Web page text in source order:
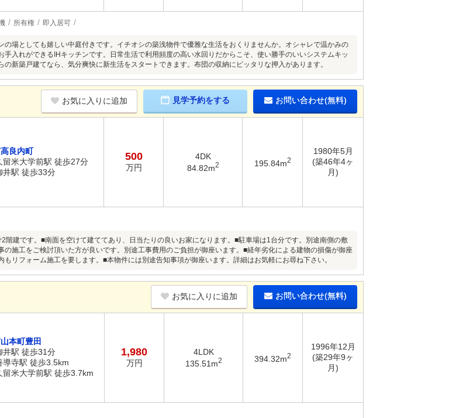
所有権 即入居可
の場としても嬉しい中庭付きです。イチオシの築浅物件で優雅な生活をおくりませんか。オシャレで温かみの
手入れができるIHキッチンです。日常生活で利用頻度の高い水回りだからこそ、使い勝手のいいシステムキッ
の新築戸建てなら、気分爽快に新生活をスタートできます。布団の収納にピッタリな押入があります。
お気に入りに追加 見学予約をする お問い合わせ(無料)
良内町
留米大学前駅 徒歩27分
井駅 徒歩33分
500
万円
4DK
84.82m2 195.84m2
1980年5月
(築46年4ヶ
月)
階建です。■南面を空けて建ててあり、日当たりの良いお家になります。■駐車場は1台分です。別途南側の敷
の施工をご検討頂いた方が良いです。別途工事費用のご負担が御座います。■経年劣化による建物の損傷が御座
もリフォーム施工を要します。■本物件には別途告知事項が御座います。詳細はお気軽にお尋ね下さい。
お気に入りに追加 お問い合わせ(無料)
本町豊田
井駅 徒歩31分
導寺駅 徒歩3.5km
留米大学前駅 徒歩3.7km
1,980
万円
4LDK
135.51m2 394.32m2
1996年12月
(築29年9ヶ
月)